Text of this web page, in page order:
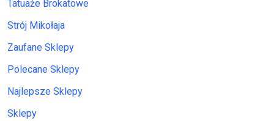
Tatuaże Brokatowe
Strój Mikołaja
Zaufane Sklepy
Polecane Sklepy
Najlepsze Sklepy
Sklepy